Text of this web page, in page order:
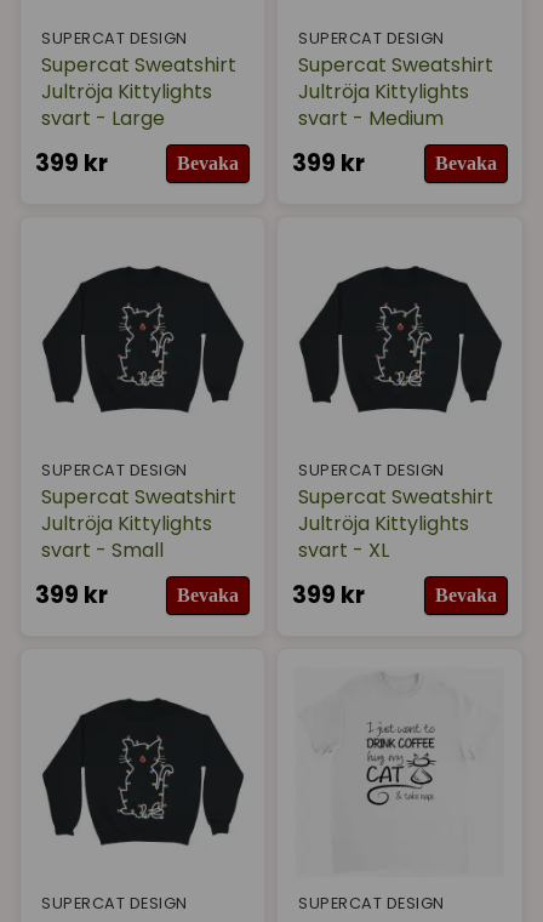
SUPERCAT DESIGN
Supercat Sweatshirt
Jultröja Kittylights
svart - Large
399 kr Bevaka
SUPERCAT DESIGN
Supercat Sweatshirt
Jultröja Kittylights
svart - Medium
399 kr Bevaka
SUPERCAT DESIGN
Supercat Sweatshirt
Jultröja Kittylights
svart - Small
399 kr Bevaka
SUPERCAT DESIGN
Supercat Sweatshirt
Jultröja Kittylights
svart - XL
399 kr Bevaka
SUPERCAT DESIGN SUPERCAT DESIGN